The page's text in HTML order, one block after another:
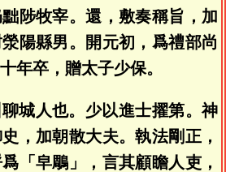
陟牧宰。還，敷奏稱旨，加
陽縣男。開元初，爲禮部尚
年卒，贈太子少保。
城人也。少以進士擢第。神
，加朝散大夫。執法剛正，
「皁鵰」，言其顧瞻人吏，